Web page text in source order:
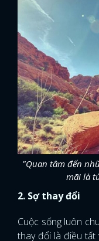
"Quan tâm đến
mãi là
2. Sợ thay đổi
Cuộc sống luôn
thay đổi là điều tất